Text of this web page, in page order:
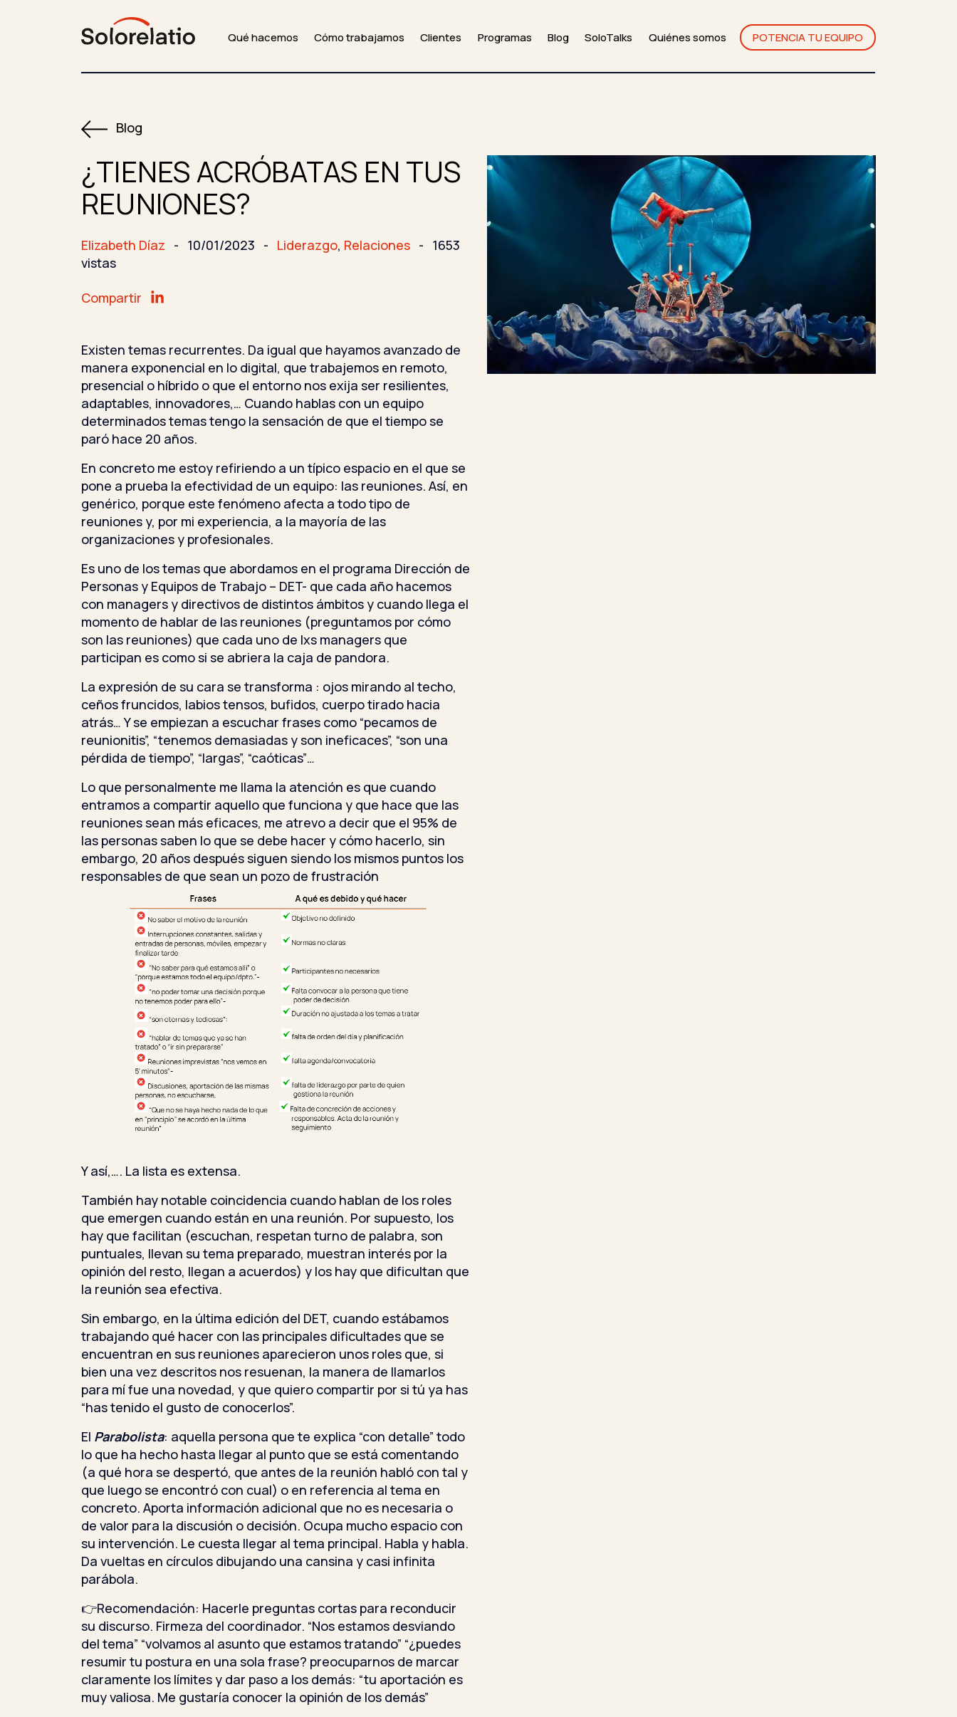
Qué hacemos Cómo trabajamos Clientes Programas Blog SoloTalks Quiénes somos POTENCIA TU EQUIPO
Blog
¿TIENES ACRÓBATAS EN TUS
REUNIONES?
Elizabeth Díaz - 10/01/2023 - Liderazgo, Relaciones - 1653
vistas
Compartir
Existen temas recurrentes. Da igual que hayamos avanzado de
manera exponencial en lo digital, que trabajemos en remoto,
presencial o híbrido o que el entorno nos exija ser resilientes,
adaptables, innovadores,… Cuando hablas con un equipo
determinados temas tengo la sensación de que el tiempo se
paró hace 20 años.
En concreto me estoy refiriendo a un típico espacio en el que se
pone a prueba la efectividad de un equipo: las reuniones. Así, en
genérico, porque este fenómeno afecta a todo tipo de
reuniones y, por mi experiencia, a la mayoría de las
organizaciones y profesionales.
Es uno de los temas que abordamos en el programa Dirección de
Personas y Equipos de Trabajo – DET- que cada año hacemos
con managers y directivos de distintos ámbitos y cuando llega el
momento de hablar de las reuniones (preguntamos por cómo
son las reuniones) que cada uno de lxs managers que
participan es como si se abriera la caja de pandora.
La expresión de su cara se transforma : ojos mirando al techo,
ceños fruncidos, labios tensos, bufidos, cuerpo tirado hacia
atrás… Y se empiezan a escuchar frases como “pecamos de
reunionitis”, “tenemos demasiadas y son ineficaces”, “son una
pérdida de tiempo”, “largas”, “caóticas”…
Lo que personalmente me llama la atención es que cuando
entramos a compartir aquello que funciona y que hace que las
reuniones sean más eficaces, me atrevo a decir que el 95% de
las personas saben lo que se debe hacer y cómo hacerlo, sin
embargo, 20 años después siguen siendo los mismos puntos los
responsables de que sean un pozo de frustración
Y así,…. La lista es extensa.
También hay notable coincidencia cuando hablan de los roles
que emergen cuando están en una reunión. Por supuesto, los
hay que facilitan (escuchan, respetan turno de palabra, son
puntuales, llevan su tema preparado, muestran interés por la
opinión del resto, llegan a acuerdos) y los hay que dificultan que
la reunión sea efectiva.
Sin embargo, en la última edición del DET, cuando estábamos
trabajando qué hacer con las principales dificultades que se
encuentran en sus reuniones aparecieron unos roles que, si
bien una vez descritos nos resuenan, la manera de llamarlos
para mí fue una novedad, y que quiero compartir por si tú ya has
“has tenido el gusto de conocerlos”.
El Parabolista: aquella persona que te explica “con detalle” todo
lo que ha hecho hasta llegar al punto que se está comentando
(a qué hora se despertó, que antes de la reunión habló con tal y
que luego se encontró con cual) o en referencia al tema en
concreto. Aporta información adicional que no es necesaria o
de valor para la discusión o decisión. Ocupa mucho espacio con
su intervención. Le cuesta llegar al tema principal. Habla y habla.
Da vueltas en círculos dibujando una cansina y casi infinita
parábola.
👉Recomendación: Hacerle preguntas cortas para reconducir
su discurso. Firmeza del coordinador. “Nos estamos desviando
del tema” “volvamos al asunto que estamos tratando” “¿puedes
resumir tu postura en una sola frase? preocuparnos de marcar
claramente los límites y dar paso a los demás: “tu aportación es
muy valiosa. Me gustaría conocer la opinión de los demás”